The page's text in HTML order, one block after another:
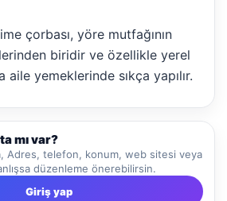
çorbası, yöre mutfağının
biridir ve özellikle yerel
yemeklerinde sıkça yapılır.
mı var?
Adres, telefon, konum, web sitesi veya
düzenleme önerebilirsin.
Giriş yap